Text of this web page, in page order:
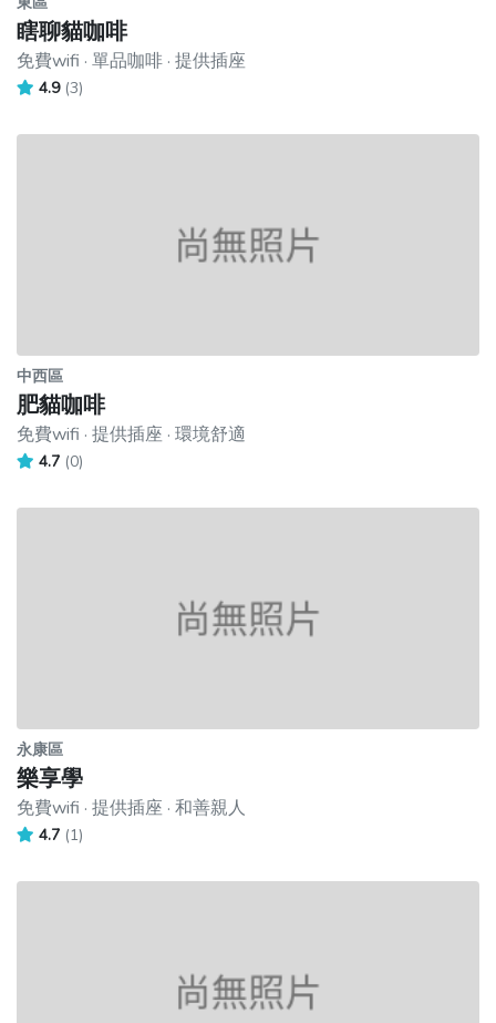
瞎聊貓咖啡
免費wifi · 單品咖啡 · 提供插座
4.9 (3)
中西區
肥貓咖啡
免費wifi · 提供插座 · 環境舒適
4.7 (0)
永康區
樂享學
免費wifi · 提供插座 · 和善親人
4.7 (1)